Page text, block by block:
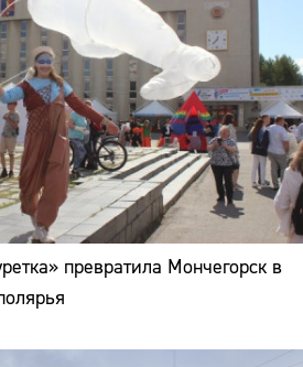
превратила Мончегорск в